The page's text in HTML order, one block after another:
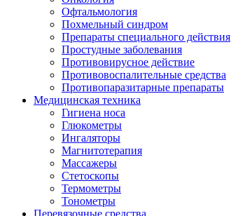
Офтальмология
Похмельный синдром
Препараты специального действия
Простудные заболевания
Противовирусное действие
Противовоспалительные средства
Противопаразитарные препараты
Медицинская техника
Гигиена носа
Глюкометры
Ингаляторы
Магнитотерапия
Массажеры
Стетоскопы
Термометры
Тонометры
Перевязочные средства